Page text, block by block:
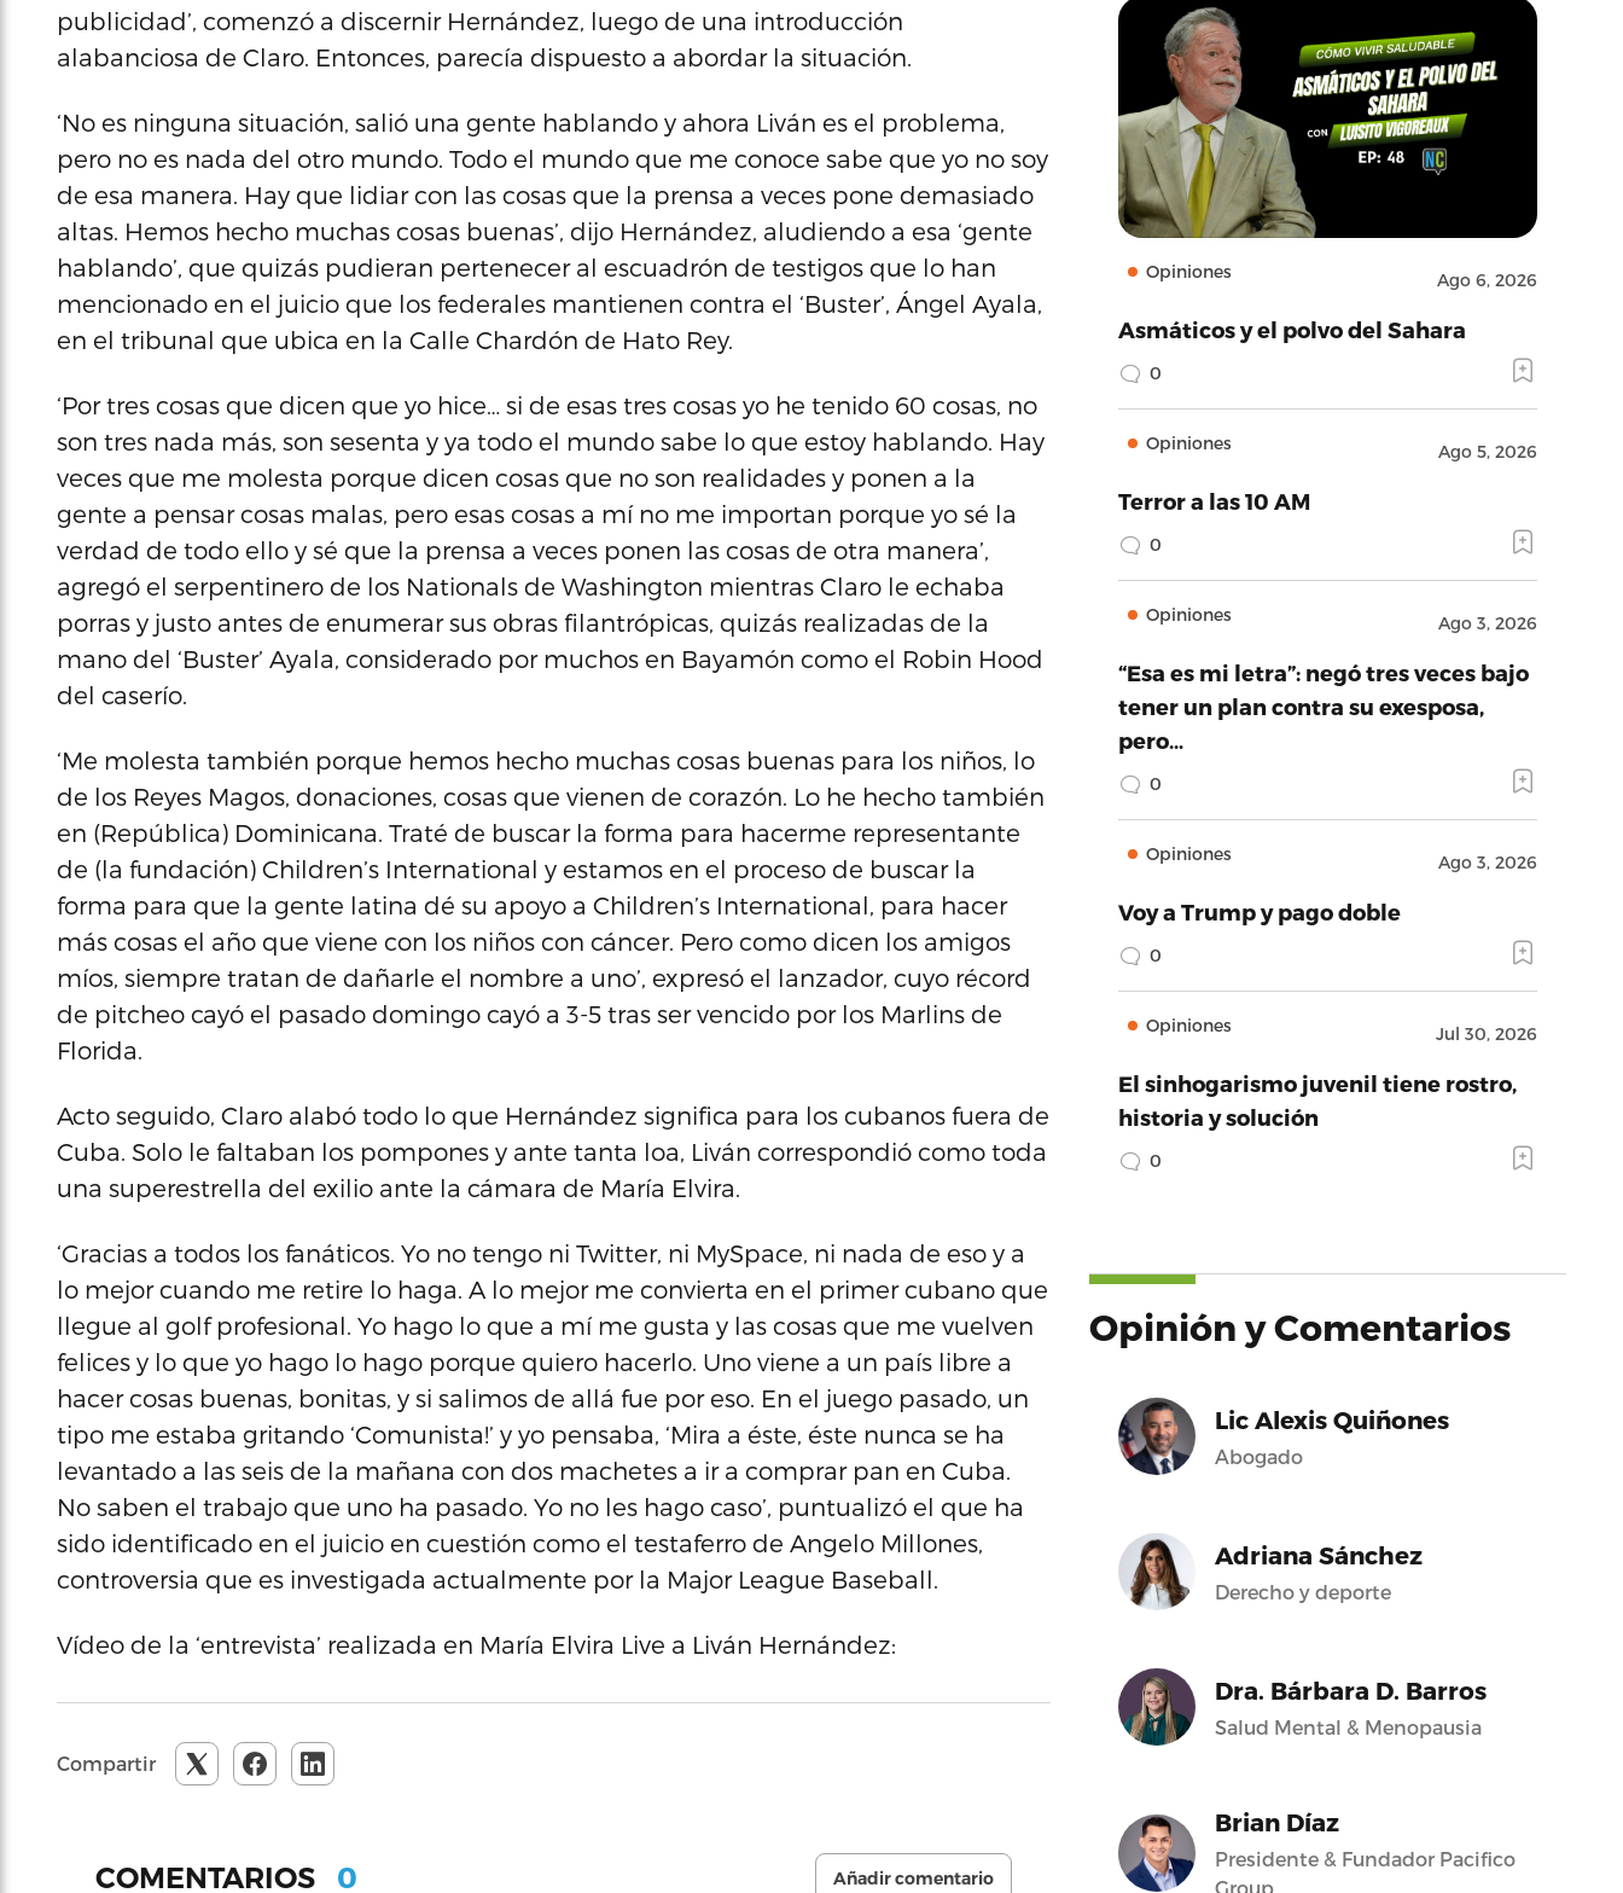
publicidad’, comenzó a discernir Hernández, luego de una introducción
alabanciosa de Claro. Entonces, parecía dispuesto a abordar la situación.
‘No es ninguna situación, salió una gente hablando y ahora Liván es el problema,
pero no es nada del otro mundo. Todo el mundo que me conoce sabe que yo no soy
de esa manera. Hay que lidiar con las cosas que la prensa a veces pone demasiado
altas. Hemos hecho muchas cosas buenas’, dijo Hernández, aludiendo a esa ‘gente
hablando’, que quizás pudieran pertenecer al escuadrón de testigos que lo han
mencionado en el juicio que los federales mantienen contra el ‘Buster’, Ángel Ayala,
en el tribunal que ubica en la Calle Chardón de Hato Rey.
‘Por tres cosas que dicen que yo hice… si de esas tres cosas yo he tenido 60 cosas, no
son tres nada más, son sesenta y ya todo el mundo sabe lo que estoy hablando. Hay
veces que me molesta porque dicen cosas que no son realidades y ponen a la
gente a pensar cosas malas, pero esas cosas a mí no me importan porque yo sé la
verdad de todo ello y sé que la prensa a veces ponen las cosas de otra manera’,
agregó el serpentinero de los Nationals de Washington mientras Claro le echaba
porras y justo antes de enumerar sus obras filantrópicas, quizás realizadas de la
mano del ‘Buster’ Ayala, considerado por muchos en Bayamón como el Robin Hood
del caserío.
‘Me molesta también porque hemos hecho muchas cosas buenas para los niños, lo
de los Reyes Magos, donaciones, cosas que vienen de corazón. Lo he hecho también
en (República) Dominicana. Traté de buscar la forma para hacerme representante
de (la fundación) Children’s International y estamos en el proceso de buscar la
forma para que la gente latina dé su apoyo a Children’s International, para hacer
más cosas el año que viene con los niños con cáncer. Pero como dicen los amigos
míos, siempre tratan de dañarle el nombre a uno’, expresó el lanzador, cuyo récord
de pitcheo cayó el pasado domingo cayó a 3-5 tras ser vencido por los Marlins de
Florida.
Acto seguido, Claro alabó todo lo que Hernández significa para los cubanos fuera de
Cuba. Solo le faltaban los pompones y ante tanta loa, Liván correspondió como toda
una superestrella del exilio ante la cámara de María Elvira.
‘Gracias a todos los fanáticos. Yo no tengo ni Twitter, ni MySpace, ni nada de eso y a
lo mejor cuando me retire lo haga. A lo mejor me convierta en el primer cubano que
llegue al golf profesional. Yo hago lo que a mí me gusta y las cosas que me vuelven
felices y lo que yo hago lo hago porque quiero hacerlo. Uno viene a un país libre a
hacer cosas buenas, bonitas, y si salimos de allá fue por eso. En el juego pasado, un
tipo me estaba gritando ‘Comunista!’ y yo pensaba, ‘Mira a éste, éste nunca se ha
levantado a las seis de la mañana con dos machetes a ir a comprar pan en Cuba.
No saben el trabajo que uno ha pasado. Yo no les hago caso’, puntualizó el que ha
sido identificado en el juicio en cuestión como el testaferro de Angelo Millones,
controversia que es investigada actualmente por la Major League Baseball.
Vídeo de la ‘entrevista’ realizada en María Elvira Live a Liván Hernández:
Compartir
COMENTARIOS 0 Añadir comentario
Opiniones Ago 6, 2026
Asmáticos y el polvo del Sahara
0
Opiniones Ago 5, 2026
Terror a las 10 AM
0
Opiniones Ago 3, 2026
“Esa es mi letra”: negó tres veces bajo
tener un plan contra su exesposa,
pero…
0
Opiniones Ago 3, 2026
Voy a Trump y pago doble
0
Opiniones Jul 30, 2026
El sinhogarismo juvenil tiene rostro,
historia y solución
0
Opinión y Comentarios
Lic Alexis Quiñones
Abogado
Adriana Sánchez
Derecho y deporte
Dra. Bárbara D. Barros
Salud Mental & Menopausia
Brian Díaz
Presidente & Fundador Pacifico
Group